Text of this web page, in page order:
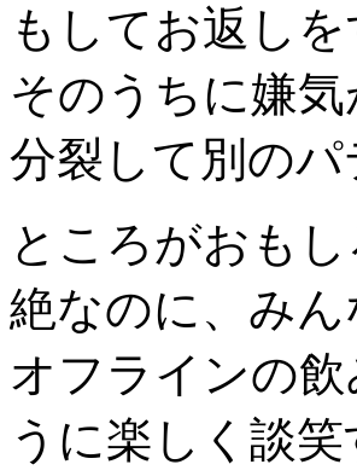
もしてお返しを
そのうちに嫌
分裂して別の
ところがおも
絶なのに、み
オフラインの
うに楽しく談